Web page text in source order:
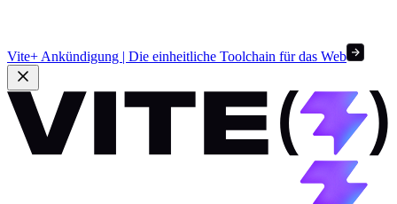
Vite+ Ankündigung | Die einheitliche Toolchain für das Web